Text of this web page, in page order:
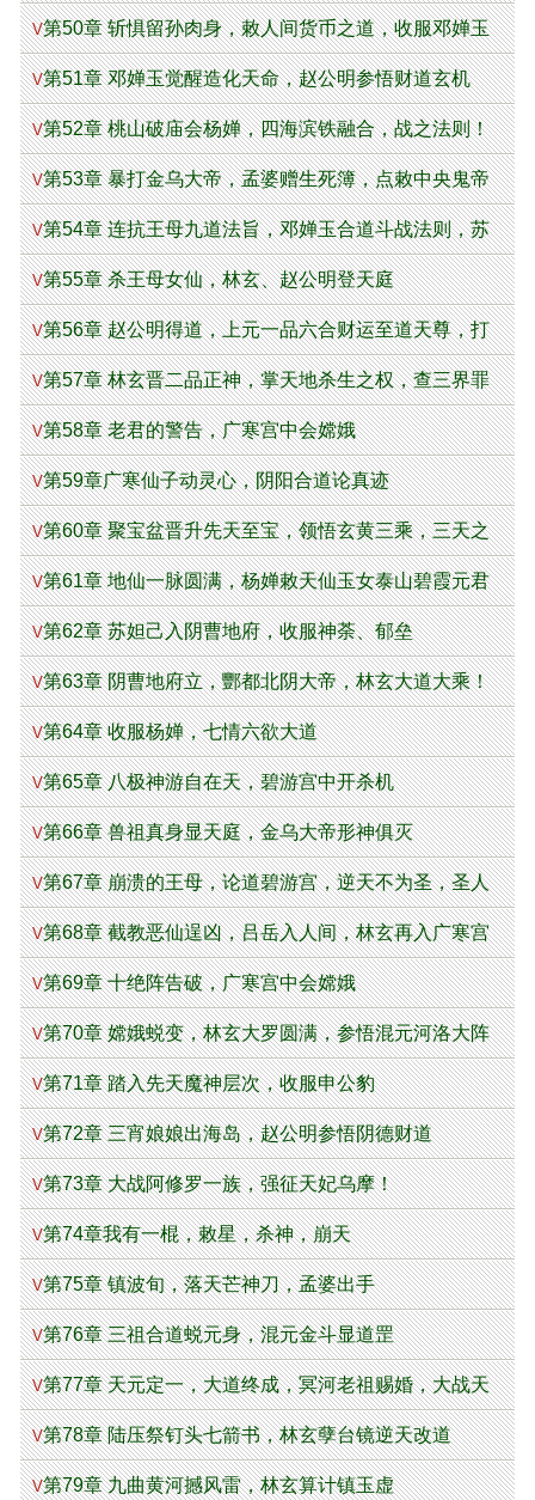
运跌落
V第50章 斩惧留孙肉身，敕人间货币之道，收服邓婵玉
V第51章 邓婵玉觉醒造化天命，赵公明参悟财道玄机
V第52章 桃山破庙会杨婵，四海滨铁融合，战之法则！
V第53章 暴打金乌大帝，孟婆赠生死簿，点敕中央鬼帝
V第54章 连抗王母九道法旨，邓婵玉合道斗战法则，苏
妲己参悟生死簿
V第55章 杀王母女仙，林玄、赵公明登天庭
V第56章 赵公明得道，上元一品六合财运至道天尊，打
脸王母
V第57章 林玄晋二品正神，掌天地杀生之权，查三界罪
孽
V第58章 老君的警告，广寒宫中会嫦娥
V第59章广寒仙子动灵心，阴阳合道论真迹
V第60章 聚宝盆晋升先天至宝，领悟玄黄三乘，三天之
道！
V第61章 地仙一脉圆满，杨婵敕天仙玉女泰山碧霞元君
V第62章 苏妲己入阴曹地府，收服神荼、郁垒
V第63章 阴曹地府立，酆都北阴大帝，林玄大道大乘！
V第64章 收服杨婵，七情六欲大道
V第65章 八极神游自在天，碧游宫中开杀机
V第66章 兽祖真身显天庭，金乌大帝形神俱灭
V第67章 崩溃的王母，论道碧游宫，逆天不为圣，圣人
不逆天
V第68章 截教恶仙逞凶，吕岳入人间，林玄再入广寒宫
V第69章 十绝阵告破，广寒宫中会嫦娥
V第70章 嫦娥蜕变，林玄大罗圆满，参悟混元河洛大阵
V第71章 踏入先天魔神层次，收服申公豹
V第72章 三宵娘娘出海岛，赵公明参悟阴德财道
V第73章 大战阿修罗一族，强征天妃乌摩！
V第74章我有一棍，敕星，杀神，崩天
V第75章 镇波旬，落天芒神刀，孟婆出手
V第76章 三祖合道蜕元身，混元金斗显道罡
V第77章 天元定一，大道终成，冥河老祖赐婚，大战天
妃乌摩
V第78章 陆压祭钉头七箭书，林玄孽台镜逆天改道
V第79章 九曲黄河撼风雷，林玄算计镇玉虚